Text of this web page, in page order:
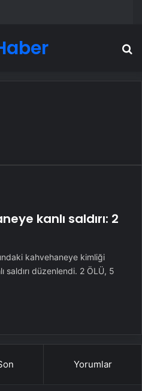
kanlı saldırı: 2
kahvehaneye kimliği
saldırı düzenlendi. 2 ÖLÜ, 5
Yorumlar